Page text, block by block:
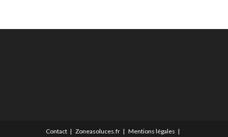
Contact Zoneasoluces.fr
Mentions légales